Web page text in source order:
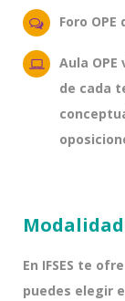
Foro
Aula
de cada
En IFSES te
puedes elegir